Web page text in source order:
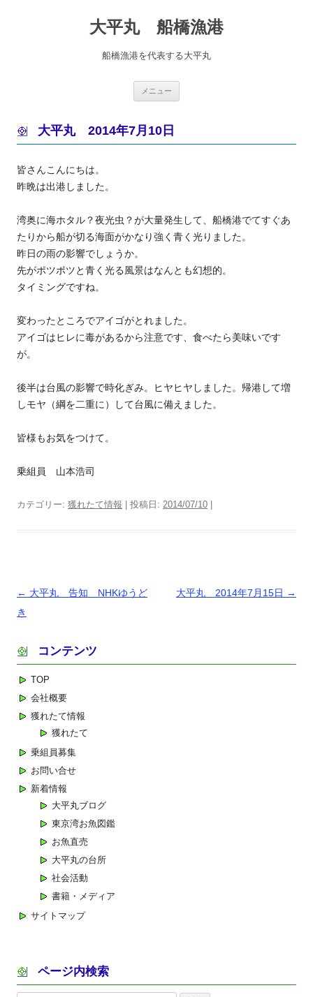
大平丸 船橋漁港
船橋漁港を代表する大平丸
メニュー
大平丸 2014年7月10日
皆さんこんにちは。
昨晩は出港しました。
湾奥に海ホタル？夜光虫？が大量発生して、船橋港でてすぐあ
たりから船が切る海面がかなり強く青く光りました。
昨日の雨の影響でしょうか。
先がポツポツと青く光る風景はなんとも幻想的。
タイミングですね。
変わったところでアイゴがとれました。
アイゴはヒレに毒があるから注意です、食べたら美味いです
が。
後半は台風の影響で時化ぎみ。ヒヤヒヤしました。帰港して増
しモヤ（綱を二重に）して台風に備えました。
皆様もお気をつけて。
乗組員 山本浩司
カテゴリー: 獲れたて情報 | 投稿日: 2014/07/10
投
稿
ビ
ン
← 大平丸 告知 NHKゆうど
き
大平丸 2014年7月15日 →
コンテンツ
TOP
会社概要
獲れたて情報
獲れたて
乗組員募集
お問い合せ
新着情報
大平丸ブログ
東京湾お魚図鑑
お魚直売
大平丸の台所
社会活動
書籍・メディア
サイトマップ
ページ内検索